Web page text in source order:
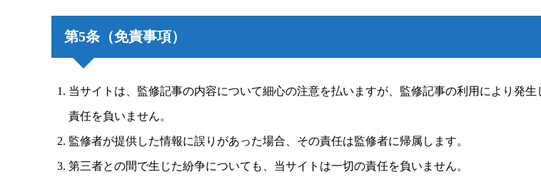
第5条（免責事項）
当サイトは、監修記事の内容について細心の注意を払いますが、監修記事の利用により発
責任を負いません。
監修者が提供した情報に誤りがあった場合、その責任は監修者に帰属します。
第三者との間で生じた紛争についても、当サイトは一切の責任を負いません。